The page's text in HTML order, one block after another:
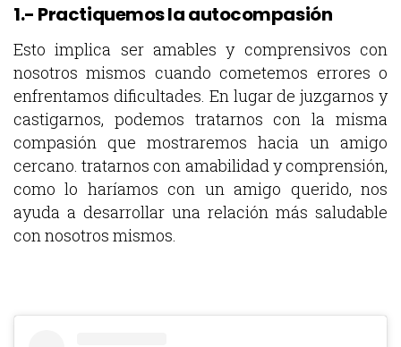
1.- Practiquemos la autocompasión
Esto implica ser amables y comprensivos con
nosotros mismos cuando cometemos errores o
enfrentamos dificultades. En lugar de juzgarnos y
castigarnos, podemos tratarnos con la misma
compasión que mostraremos hacia un amigo
cercano. tratarnos con amabilidad y comprensión,
como lo haríamos con un amigo querido, nos
ayuda a desarrollar una relación más saludable
con nosotros mismos.